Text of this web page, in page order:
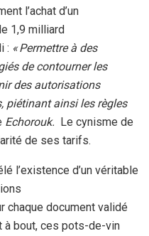
l’achat d’un
1,9 milliard
: « Permettre à des
de contourner les
des autorisations
piétinant ainsi les règles
Echorouk. Le cynisme de
de ses tarifs.
l’existence d’un véritable
document validé
à bout, ces pots-de-vin